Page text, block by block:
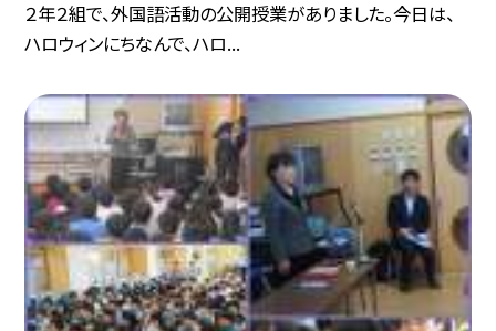
２年２組で、外国語活動の公開授業がありました。今日は、
ハロウィンにちなんで、ハロ...